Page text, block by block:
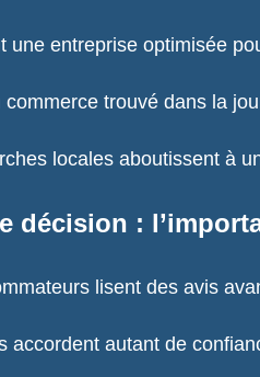
une entreprise optimisée
commerce trouvé dans la
locales aboutissent à
décision :
lisent des avis
accordent autant de